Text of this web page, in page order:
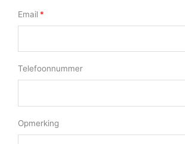
Email
Telefoonnummer
Opmerking